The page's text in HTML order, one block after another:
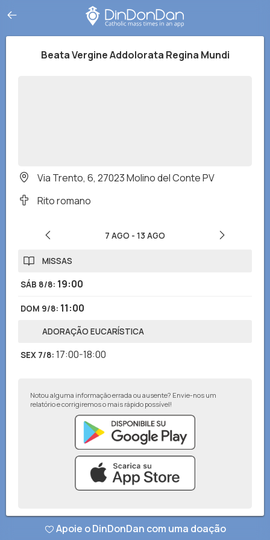
Beata Vergine Addolorata Regina Mundi
Via Trento, 6, 27023 Molino del Conte PV
Rito romano
7 AGO - 13 AGO
MISSAS
SÁB 8/8: 19:00
DOM 9/8: 11:00
ADORAÇÃO EUCARÍSTICA
SEX 7/8: 17:00-18:00
Notou alguma informação errada ou ausente? Envie-nos um
relatório e corrigiremos o mais rápido possível!
© DinDonDan App 2026–Política de privacidade–Adicionar ao seu site
Apoie o DinDonDan com uma doação